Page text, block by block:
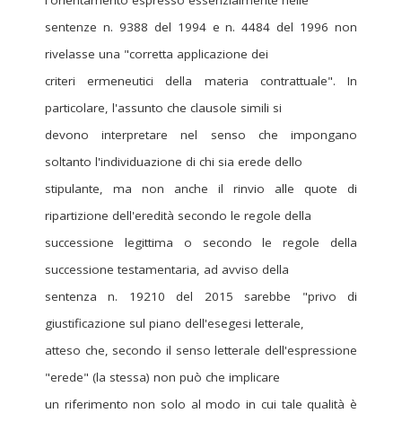
sentenze n. 9388 del 1994 e n. 4484 del 1996 non
rivelasse una "corretta applicazione dei
criteri ermeneutici della materia contrattuale". In
particolare, l'assunto che clausole simili si
devono interpretare nel senso che impongano
soltanto l'individuazione di chi sia erede dello
stipulante, ma non anche il rinvio alle quote di
ripartizione dell'eredità secondo le regole della
successione legittima o secondo le regole della
successione testamentaria, ad avviso della
sentenza n. 19210 del 2015 sarebbe "privo di
giustificazione sul piano dell'esegesi letterale,
atteso che, secondo il senso letterale dell'espressione
"erede" (la stessa) non può che implicare
un riferimento non solo al modo in cui tale qualità è